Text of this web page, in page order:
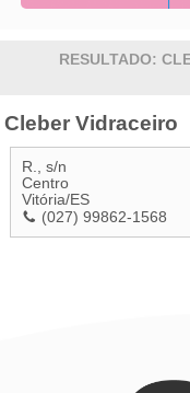
RESULTADO:
Cleber Vidraceiro
R., s/n
Centro
Vitória/ES
(027) 99862-1568